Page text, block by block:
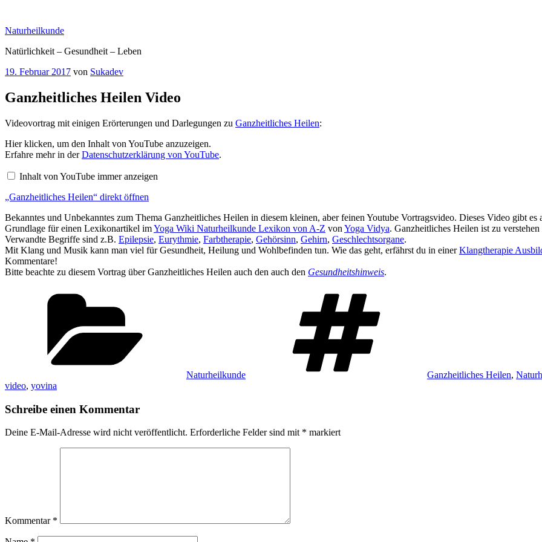
springen
Naturheilkunde
Natürlichkeit – Gesundheit – Leben
Veröffentlicht
19. Februar 2017 von Sukadev
Ganzheitliches Heilen Video
Videovortrag mit einigen Erörterungen und Darlegungen zu Ganzheitliches Heilen:
„Ganzheitliches
Heilen“
von
anzeigen
Hier klicken, um den Inhalt von YouTube anzuzeigen.
Erfahre mehr in derDatenschutzerklärung von YouTube.
Inhalt von YouTube immer anzeigen
„Ganzheitliches Heilen“ direkt öffnen
Bekanntes und Unbekanntes zum Thema Ganzheitliches Heilen in diesem kleinen, aber feinen Youtube Vortragsvideo. Dieses Video gibt es
Grundlage für einen Lexikonartikel imYoga Wiki Naturheilkunde Lexikon von A-Z von Yoga Vidya. Ganzheitliches Heilen ist zu
Verwandte Begriffe sind z.B. Epilepsie, Eurythmie, Farbtherapie, Gehörsinn, Gehirn, Geschlechtsorgane.
Mit Klang und Musik kann man viel für Gesundheit, Heilung und Wohlbefinden tun. Wie das geht, erfährst du in einerKlangtherapie
Kommentare!
Bitte beachte zu diesem Vortrag über Ganzheitliches Heilen auch den auch den Gesundheitshinweis.
Naturheilkunde Ganzheitliches Heilen,
video, yovina
Schreibe einen Kommentar
Deine E-Mail-Adresse wird nicht veröffentlicht. Erforderliche Felder sind mit * markiert
Kommentar *